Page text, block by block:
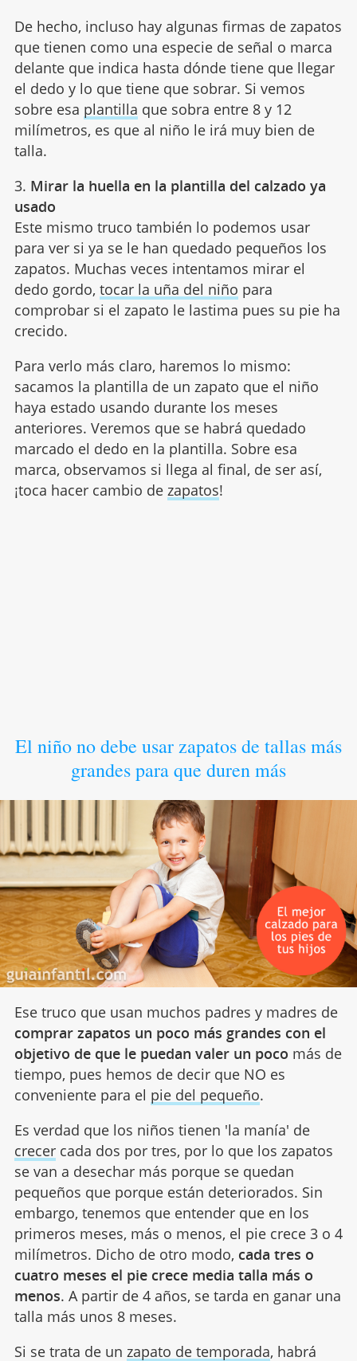
De hecho, incluso hay algunas firmas de zapatos
que tienen como una especie de señal o marca
delante que indica hasta dónde tiene que llegar
el dedo y lo que tiene que sobrar. Si vemos
sobre esa plantilla que sobra entre 8 y 12
milímetros, es que al niño le irá muy bien de
talla.
3. Mirar la huella en la plantilla del calzado ya
usado
Este mismo truco también lo podemos usar
para ver si ya se le han quedado pequeños los
zapatos. Muchas veces intentamos mirar el
dedo gordo, tocar la uña del niño para
comprobar si el zapato le lastima pues su pie ha
crecido.
Para verlo más claro, haremos lo mismo:
sacamos la plantilla de un zapato que el niño
haya estado usando durante los meses
anteriores. Veremos que se habrá quedado
marcado el dedo en la plantilla. Sobre esa
marca, observamos si llega al final, de ser así,
¡toca hacer cambio de zapatos!
El niño no debe usar zapatos de tallas más
grandes para que duren más
Ese truco que usan muchos padres y madres de
comprar zapatos un poco más grandes con el
objetivo de que le puedan valer un poco más de
tiempo, pues hemos de decir que NO es
conveniente para el pie del pequeño.
Es verdad que los niños tienen 'la manía' de
crecercada dos por tres, por lo que los zapatos
se van a desechar más porque se quedan
pequeños que porque están deteriorados. Sin
embargo, tenemos que entender que en los
primeros meses, más o menos, el pie crece 3 o 4
milímetros. Dicho de otro modo, cada tres o
cuatro meses el pie crece media talla más o
menos. A partir de 4 años, se tarda en ganar una
talla más unos 8 meses.
Si se trata de un zapato de temporada, habrá